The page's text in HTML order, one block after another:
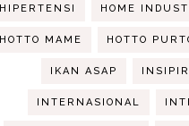
HIPERTENSI HOME
HOTTO MAME HOTTO
IKAN ASAP
INTERNASIONAL